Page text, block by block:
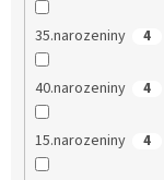
35.narozeniny 4
40.narozeniny 4
15.narozeniny 4